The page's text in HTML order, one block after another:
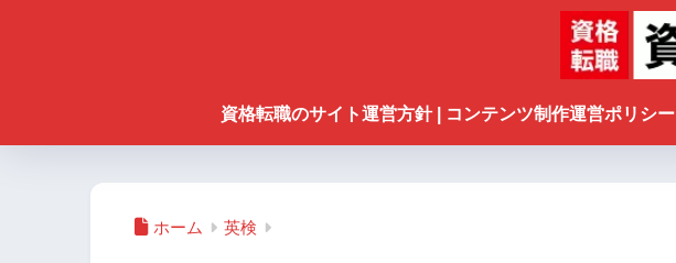
資格転職のサイト運営方針 | コンテンツ制作運営ポリシー
ホーム 英検